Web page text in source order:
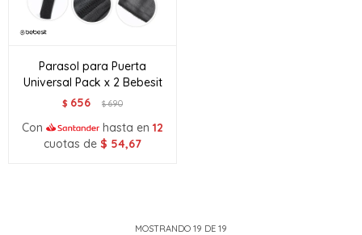
Parasol para Puerta
Universal Pack x 2 Bebesit
$ 656 $690
Con hasta en 12
cuotas de $ 54,67
MOSTRANDO 19 DE 19